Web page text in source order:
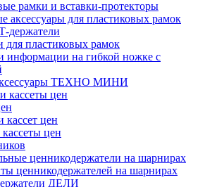
рамки и вставки-протекторы
аксессуары для пластиковых рамок
держатели
для пластиковых рамок
информации на гибкой ножке с
ТЕХНО МИНИ
кассеты цен
кассет цен
цен
ценникодержатели на шарнирах
ценникодержателей на шарнирах
ДЕЛИ